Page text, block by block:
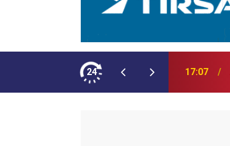
24
NEOPLAN Skyliner Ekledi 17:07